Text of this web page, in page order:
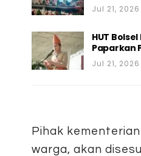
Jul 21, 2026
HUT
Paparkan
Jul 21, 2026
Pihak
warga, akan